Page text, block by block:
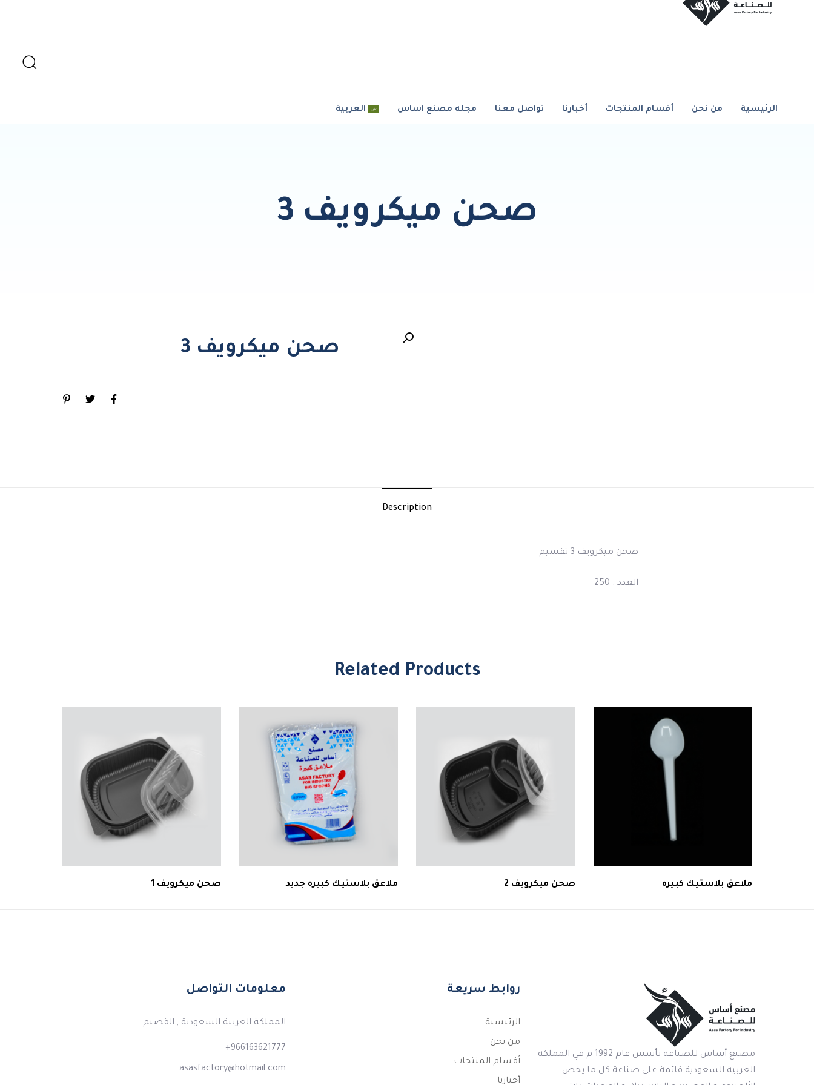
الرئيسية من نحن أقسام المنتجات أخبارنا تواصل معنا مجله مصنع اساس العربية
صحن ميكرويف 3
صحن ميكرويف 3
Description
صحن ميكرويف 3 تقسيم
العدد : 250
Related Products
ملاعق بلاستيك كبيره صحن ميكرويف 2 ملاعق بلاستيك كبيره جديد صحن ميكرويف 1
مصنع أساس للصناعة تأسس عام 1992 م في المملكة
العربية السعودية قائمة على صناعة كل ما يخص
روابط سريعة
الرئيسية
من نحن
أقسام المنتجات
أخبارنا
معلومات التواصل
المملكة العربية السعودية , القصيم
966163621777+
asasfactory@hotmail.com